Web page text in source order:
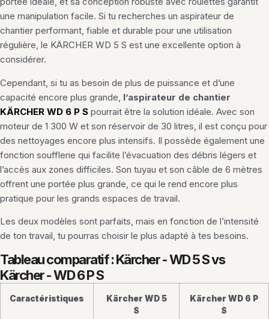
une manipulation facile. Si tu recherches un aspirateur de
chantier performant, fiable et durable pour une utilisation
régulière, le KÄRCHER WD 5 S est une excellente option à
considérer.
Cependant, si tu as besoin de plus de puissance et d’une
capacité encore plus grande, l’aspirateur de chantier
KÄRCHER WD 6 P S pourrait être la solution idéale. Avec son
moteur de 1 300 W et son réservoir de 30 litres, il est conçu pour
des nettoyages encore plus intensifs. Il possède également une
fonction soufflerie qui facilite l’évacuation des débris légers et
l’accès aux zones difficiles. Son tuyau et son câble de 6 mètres
offrent une portée plus grande, ce qui le rend encore plus
pratique pour les grands espaces de travail.
Les deux modèles sont parfaits, mais en fonction de l’intensité
de ton travail, tu pourras choisir le plus adapté à tes besoins.
Tableau comparatif : Kärcher - WD 5 S vs
Kärcher - WD 6 P S
Caractéristiques
Kärcher WD 5
S
Kärcher WD 6 P
S